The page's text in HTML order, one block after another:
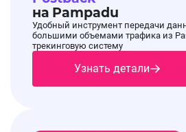
на Pampadu
Удобный инструмент передачи
большими объемами трафика из
трекинговую систему
Узнать детали